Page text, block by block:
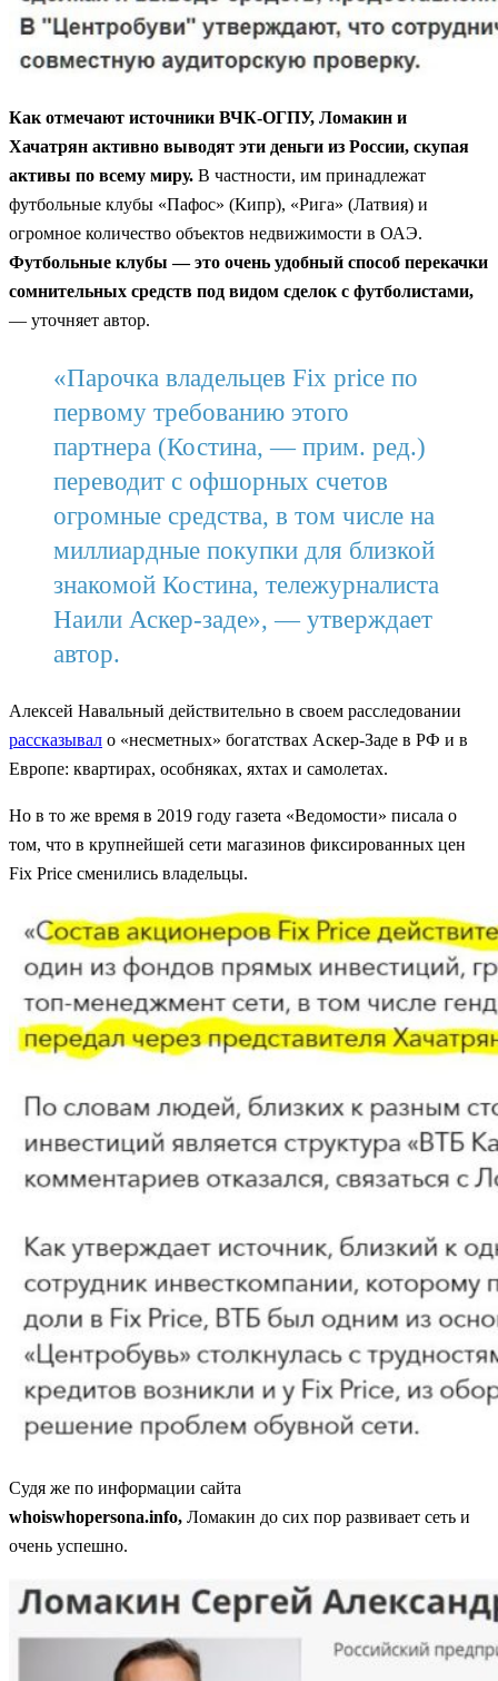
Как отмечают источники ВЧК-ОГПУ, Ломакин и
Хачатрян активно выводят эти деньги из России, скупая
активы по всему миру. В частности, им принадлежат
футбольные клубы «Пафос» (Кипр), «Рига» (Латвия) и
огромное количество объектов недвижимости в ОАЭ.
Футбольные клубы — это очень удобный способ перекачки
сомнительных средств под видом сделок с футболистами,
— уточняет автор.
«Парочка владельцев Fix price по
первому требованию этого
партнера (Костина, — прим. ред.)
переводит с офшорных счетов
огромные средства, в том числе на
миллиардные покупки для близкой
знакомой Костина, тележурналиста
Наили Аскер-заде», — утверждает
автор.
Алексей Навальный действительно в своем расследовании
рассказывал о «несметных» богатствах Аскер-Заде в РФ и в
Европе: квартирах, особняках, яхтах и самолетах.
Но в то же время в 2019 году газета «Ведомости» писала о
том, что в крупнейшей сети магазинов фиксированных цен
Fix Price сменились владельцы.
Судя же по информации сайта
whoiswhopersona.info, Ломакин до сих пор развивает сеть и
очень успешно.